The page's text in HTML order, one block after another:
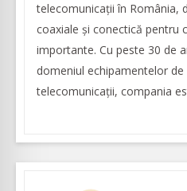
telecomunicații în România,
coaxiale şi conectică pentru
importante. Cu peste 30 de
domeniul echipamentelor de
telecomunicaţii, compania